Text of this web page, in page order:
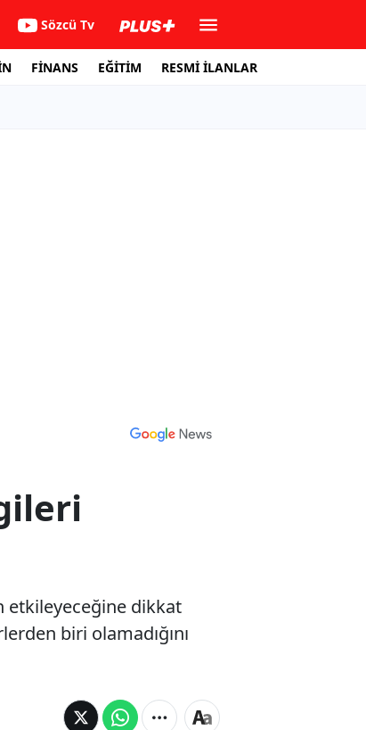
Sözcü Tv
FİNANS EĞİTİM RESMİ İLANLAR
etkileyeceğine dikkat
biri olamadığını